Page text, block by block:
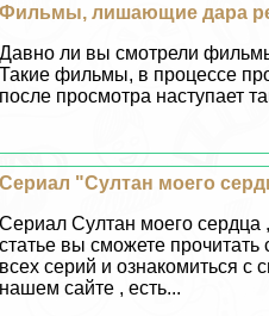
Фильмы, лишающие дара
Давно ли вы смотрели
Такие фильмы, в процессе
после просмотра наступает
Сериал "Султан моего
Сериал Султан моего сердца
статье вы сможете
всех серий и ознакомиться с
нашем сайте , есть...